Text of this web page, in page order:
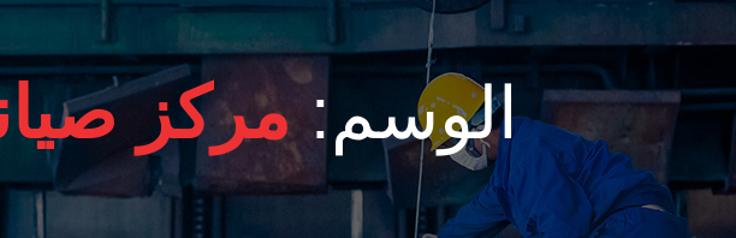
الوسم:مركز